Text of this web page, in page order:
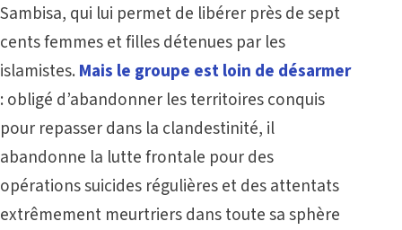
Sambisa, qui lui permet de libérer près de sept
cents femmes et filles détenues par les
islamistes. Mais le groupe est loin de désarmer
: obligé d’abandonner les territoires conquis
pour repasser dans la clandestinité, il
abandonne la lutte frontale pour des
opérations suicides régulières et des attentats
extrêmement meurtriers dans toute sa sphère